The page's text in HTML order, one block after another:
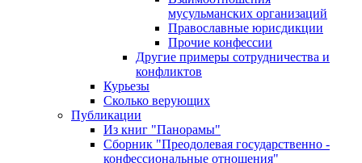
мусульманских организаций
Православные юрисдикции
Прочие конфессии
Другие примеры сотрудничества и
конфликтов
Курьезы
Сколько верующих
Публикации
Из книг "Панорамы"
Сборник "Преодолевая государственно -
конфессиональные отношения"